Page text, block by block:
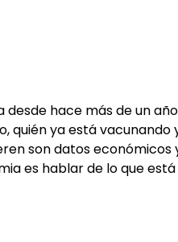
hace más de un
quién ya está
son datos
es hablar de lo que